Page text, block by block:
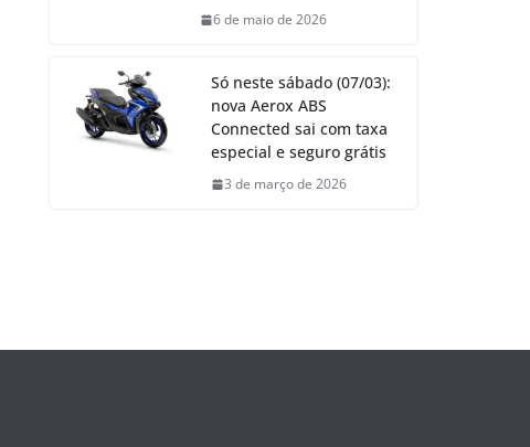
6 de maio de 2026
Só neste sábado (07/03):
nova Aerox ABS
Connected sai com taxa
especial e seguro grátis
3 de março de 2026